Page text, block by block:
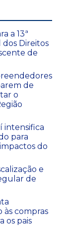
a 13ª
Direitos
de
de
o
intensifica
para
do
e
de
às compras
os pais